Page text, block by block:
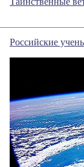
Российские